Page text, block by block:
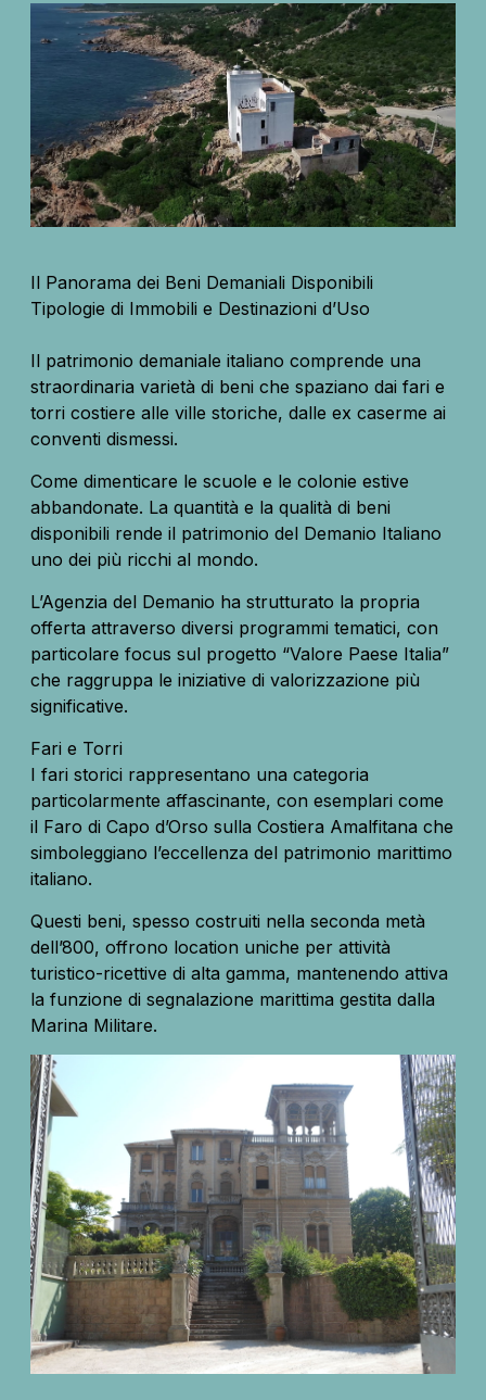
Il Panorama dei Beni Demaniali Disponibili
Tipologie di Immobili e Destinazioni d’Uso
Il patrimonio demaniale italiano comprende una
straordinaria varietà di beni che spaziano dai fari e
torri costiere alle ville storiche, dalle ex caserme ai
conventi dismessi.
Come dimenticare le scuole e le colonie estive
abbandonate. La quantità e la qualità di beni
disponibili rende il patrimonio del Demanio Italiano
uno dei più ricchi al mondo.
L’Agenzia del Demanio ha strutturato la propria
offerta attraverso diversi programmi tematici, con
particolare focus sul progetto “Valore Paese Italia”
che raggruppa le iniziative di valorizzazione più
significative.
Fari e Torri
I fari storici rappresentano una categoria
particolarmente affascinante, con esemplari come
il Faro di Capo d’Orso sulla Costiera Amalfitana che
simboleggiano l’eccellenza del patrimonio marittimo
italiano.
Questi beni, spesso costruiti nella seconda metà
dell’800, offrono location uniche per attività
turistico-ricettive di alta gamma, mantenendo attiva
la funzione di segnalazione marittima gestita dalla
Marina Militare.